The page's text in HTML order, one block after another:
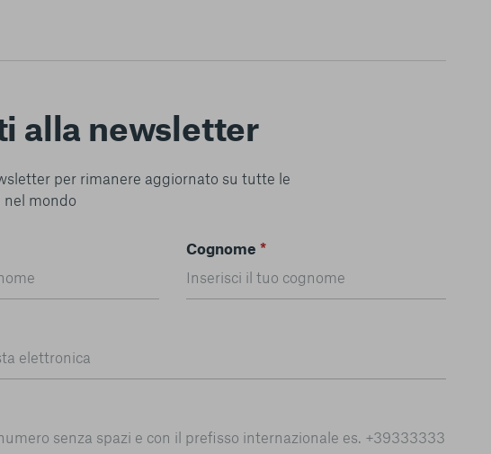
alla newsletter
per rimanere aggiornato su tutte le
mondo
Cognome *